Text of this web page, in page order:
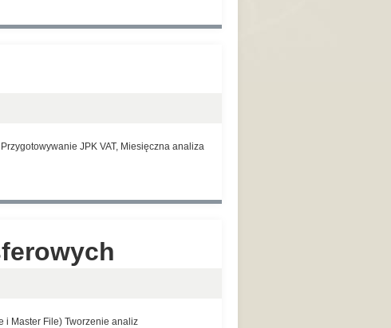
JPK VAT, Miesięczna analiza
i Master File) Tworzenie analiz